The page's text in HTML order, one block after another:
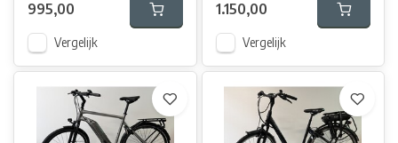
995,00
Vergelijk
1.150,00
Vergelijk